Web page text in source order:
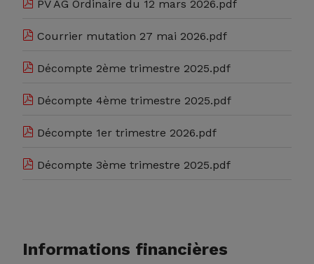
PV AG Ordinaire du 12 mars 2026.pdf
Courrier mutation 27 mai 2026.pdf
Décompte 2ème trimestre 2025.pdf
Décompte 4ème trimestre 2025.pdf
Décompte 1er trimestre 2026.pdf
Décompte 3ème trimestre 2025.pdf
Informations financières